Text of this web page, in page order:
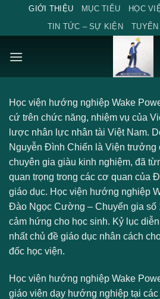
content
GIỚI THIỆU MỤC TIÊU
HỌC
TIN TỨC – SỰ KIỆN
TUYỂN
Học viện hướng nghiệp Wake
cứ trên chức năng, nhiệm vụ của
lược nhân lực nhân tài Việt Nam.
Nguyễn Đình Chiến là Viện trưởng
chuyên gia giàu kinh nghiệm, đã
quan trọng trong các cơ quan của
giáo dục. Học viện hướng nghiệp
Đào Ngọc Cường – Chuyển gia số
cảm hứng cho học sinh. Kỷ lục
nhất chủ đề giáo dục nhân cách
đốc học viện.
Học viện hướng nghiệp Wake
giáo viên dạy hướng nghiệp tại